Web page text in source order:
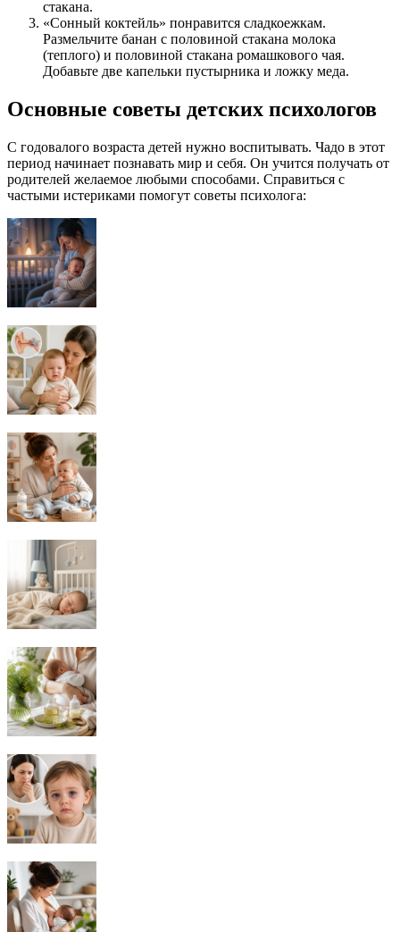
стакана.
«Сонный коктейль» понравится сладкоежкам.
Размельчите банан с половиной стакана молока
(теплого) и половиной стакана ромашкового чая.
Добавьте две капельки пустырника и ложку меда.
Основные советы детских психологов
С годовалого возраста детей нужно воспитывать. Чадо в этот
период начинает познавать мир и себя. Он учится получать от
родителей желаемое любыми способами. Справиться с
частыми истериками помогут советы психолога: